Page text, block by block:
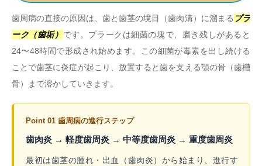
歯周病の直接の原因は、歯と歯茎の境目（歯肉溝）に溜まる プラ
ーク（歯垢） です。プラークは細菌の塊で、磨き残しがあると
24〜48時間で形成され始めます。この細菌が毒素を出し続ける
ことで歯茎に炎症が起こり、放置すると歯を支える顎の骨（歯槽
骨）まで溶かしていきます。
Point 01 歯周病の進行ステップ
歯肉炎 → 軽度歯周炎 → 中等度歯周炎 → 重度歯周炎
最初は歯茎の腫れ・出血（歯肉炎）から始まり、進行す